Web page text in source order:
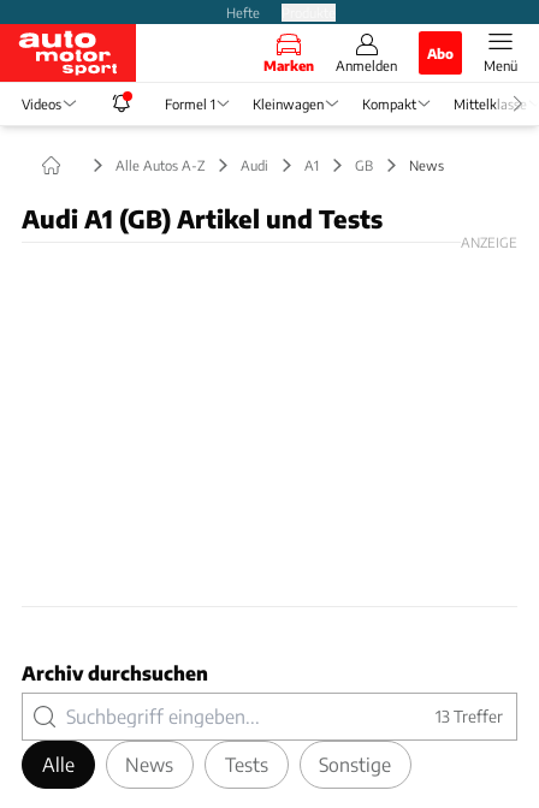
Hefte
Marken Anmelden
Abo
Menü
Videos Formel 1 Kleinwagen Kompakt Mittelklasse
Alle Autos A-Z Audi A1 GB News
Audi A1 (GB) Artikel und Tests
ANZEIGE
Archiv durchsuchen
13Treffer
Alle News Tests Sonstige